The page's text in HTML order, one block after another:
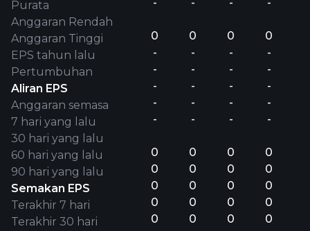
Purata
Anggaran Rendah
Anggaran Tinggi
EPS tahun lalu
Pertumbuhan
Aliran EPS
Anggaran semasa
7 hari yang lalu
30 hari yang lalu
60 hari yang lalu
90 hari yang lalu
Semakan EPS
Terakhir 7 hari
Terakhir 30 hari
0
-
-
-
-
-
0
0
0
0
0
0
-
-
-
-
-
0
0
0
0
0
0
-
-
-
-
-
0
0
0
0
0
0
-
-
-
-
-
0
0
0
0
0